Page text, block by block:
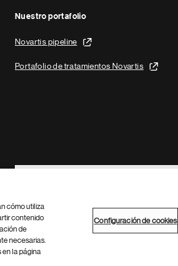
Nuestro portafolio
Novartis pipeline
Portafolio de tratamientos Novartis
Footer Site Search
Mapa del sitio
cómo utiliza
contenido
de
necesarias.
la página
Configuración de cookies